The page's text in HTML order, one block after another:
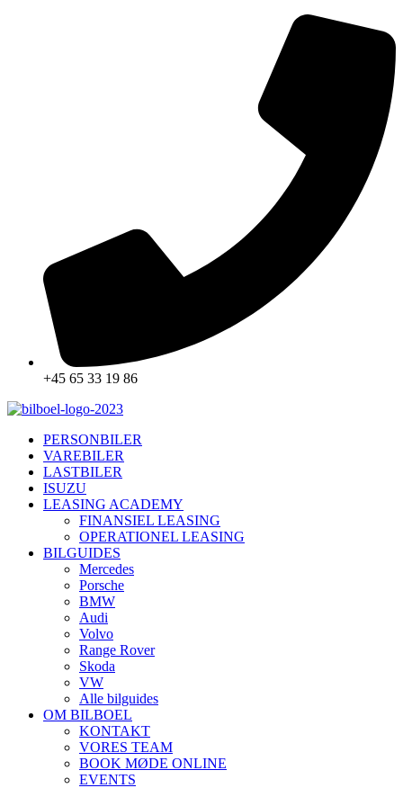
+45 65 33 19 86
PERSONBILER
VAREBILER
LASTBILER
ISUZU
LEASING ACADEMY
FINANSIEL LEASING
OPERATIONEL LEASING
BILGUIDES
Mercedes
Porsche
BMW
Audi
Volvo
Range Rover
Skoda
VW
Alle bilguides
OM BILBOEL
KONTAKT
VORES TEAM
BOOK MØDE ONLINE
EVENTS